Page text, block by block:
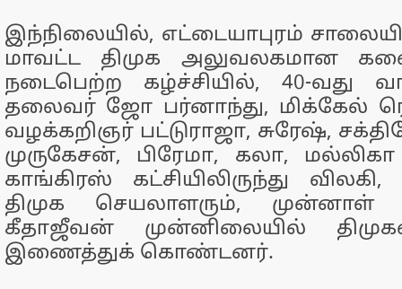
இந்நிலையில், எட்டையாபுரம்
மாவட்ட திமுக அலுவலகமான
நடைபெற்ற கழ்ச்சியில், 40-வது
தலைவர் ஜோ பர்னாந்து, மிக்கேல்
வழக்கறிஞர் பட்டுராஜா, சுரேஷ்,
முருகேசன், பிரேமா, கலா,
காங்கிரஸ் கட்சியிலிருந்து
திமுக செயலாளரும், முன்னாள்
கீதாஜீவன் முன்னிலையில்
இணைத்துக் கொண்டனர்.